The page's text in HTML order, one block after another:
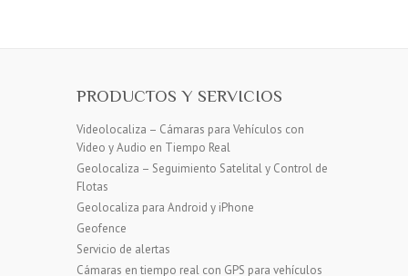
PRODUCTOS Y SERVICIOS
Videolocaliza – Cámaras para Vehículos con
Video y Audio en Tiempo Real
Geolocaliza – Seguimiento Satelital y Control de
Flotas
Geolocaliza para Android y iPhone
Geofence
Servicio de alertas
Cámaras en tiempo real con GPS para vehículos